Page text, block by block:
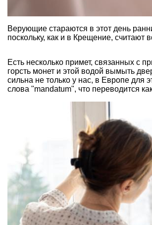
Верующие стараются в этот день
поскольку, как и в Крещение, считают
Есть несколько примет, связанных с
горсть монет и этой водой вымыть
сильна не только у нас, в Европе для
слова "mandatum", что переводится